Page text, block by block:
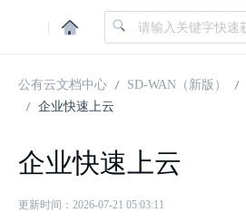
|
公有云文档中心 SD-WAN（新版）
企业快速上云
企业快速上云
更新时间：2026-07-21 05:03:11